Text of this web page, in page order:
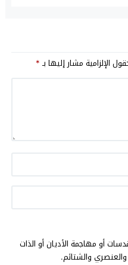
الإلزامية مشار إليها بـ*
أو مهاجمة الأديان أو الذات
والشتائم.